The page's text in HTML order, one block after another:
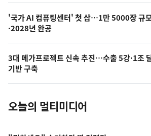
오
늘
의
사
진
'국가 AI 컴퓨팅센터' 첫 삽…1만 5000장 규
·2028년 완공
3대 메가프로젝트 신속 추진…수출 5강·1조
기반 구축
오늘의 멀티미디어